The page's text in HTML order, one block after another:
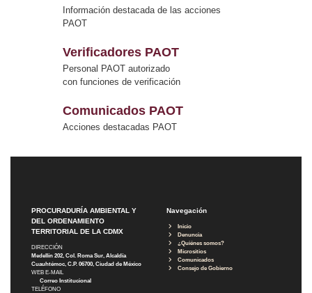
Información destacada de las acciones
PAOT
Verificadores PAOT
Personal PAOT autorizado
con funciones de verificación
Comunicados PAOT
Acciones destacadas PAOT
PROCURADURÍA AMBIENTAL Y
DEL ORDENAMIENTO
TERRITORIAL DE LA CDMX
DIRECCIÓN
Medellín 202, Col. Roma Sur, Alcaldía
Cuauhtémoc, C.P. 06700, Ciudad de México
WEB E-MAIL
Correo Institucional
TELÉFONO
Navegación
Inicio
Denuncia
¿Quiénes somos?
Micrositios
Comunicados
Consejo de Gobierno